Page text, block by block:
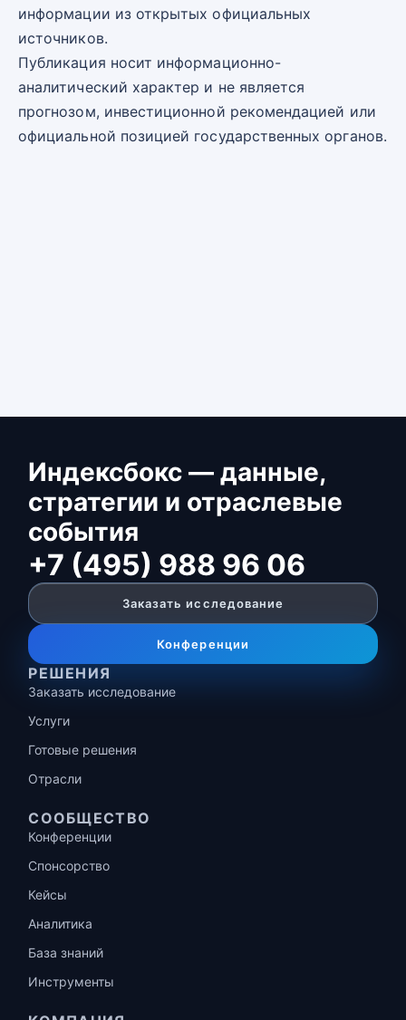
информации из открытых официальных
источников.
Публикация носит информационно-
аналитический характер и не является
прогнозом, инвестиционной рекомендацией или
официальной позицией государственных органов.
Индексбокс — данные,
стратегии и отраслевые
события
+7 (495) 988 96 06
Заказать исследование
Конференции
РЕШЕНИЯ
Заказать исследование
Услуги
Готовые решения
Отрасли
СООБЩЕСТВО
Конференции
Спонсорство
Кейсы
Аналитика
База знаний
Инструменты